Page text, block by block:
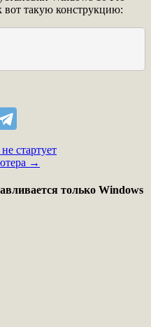
вот такую конструкцию:
стартует
→
только Windows